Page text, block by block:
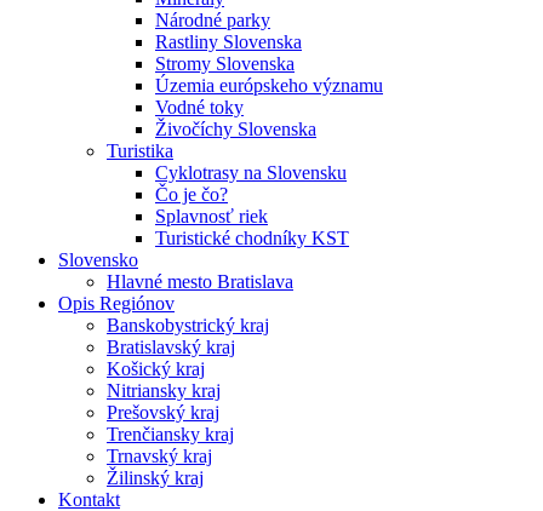
Národné parky
Rastliny Slovenska
Stromy Slovenska
Územia európskeho významu
Vodné toky
Živočíchy Slovenska
Turistika
Cyklotrasy na Slovensku
Čo je čo?
Splavnosť riek
Turistické chodníky KST
Slovensko
Hlavné mesto Bratislava
Opis Regiónov
Banskobystrický kraj
Bratislavský kraj
Košický kraj
Nitriansky kraj
Prešovský kraj
Trenčiansky kraj
Trnavský kraj
Žilinský kraj
Kontakt